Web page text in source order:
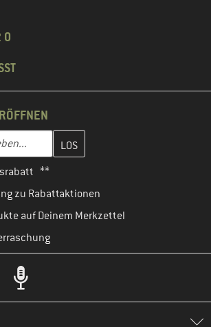
0
Adresse ein und erstelle im nächsten
**
zu Rabattaktionen
auf Deinem Merkzettel